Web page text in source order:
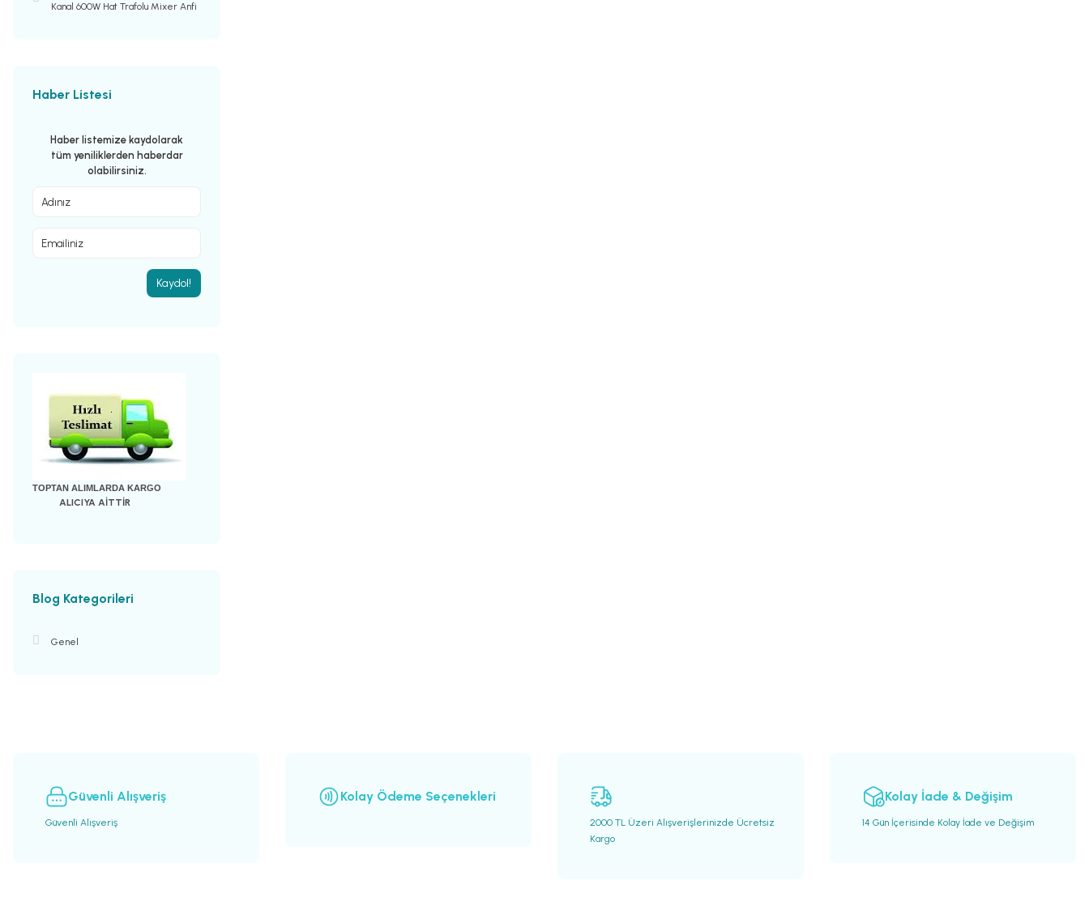
Kanal 600W Hat Trafolu Mixer Anfi
Haber Listesi
Haber listemize kaydolarak
tüm yeniliklerden haberdar
olabilirsiniz.
Kaydol!
TOPTAN ALIMLARDA KARGO
ALICIYA AİTTİR
Blog Kategorileri
Genel
Güvenli Alışveriş
Güvenli Alışveriş
Kolay Ödeme Seçenekleri
2000 TL Üzeri Alışverişlerinizde Ücretsiz
Kargo
Kolay İade & Değişim
14 Gün İçerisinde Kolay İade ve Değişim